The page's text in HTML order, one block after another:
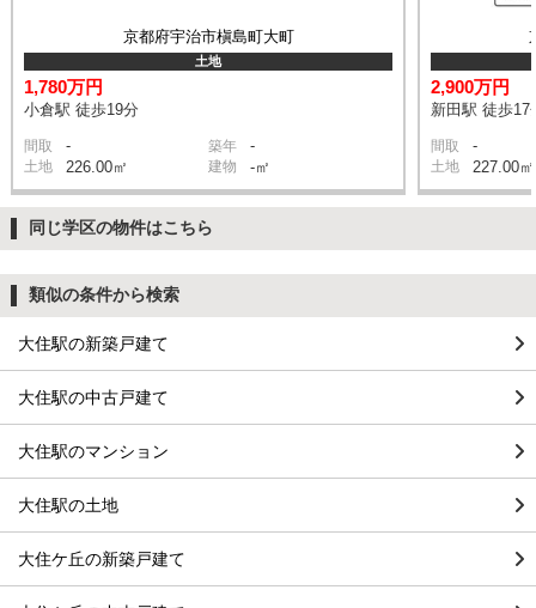
京都府宇治市槇島町大町
土地
1,780万円
小倉駅 徒歩19分
間取 - 築年 -
土地 226.00㎡ 建物 -㎡
2,900万円
新田駅 徒歩17
間取 -
土地 227.00㎡
同じ学区の物件はこちら
類似の条件から検索
大住駅の新築戸建て
大住駅の中古戸建て
大住駅のマンション
大住駅の土地
大住ケ丘の新築戸建て